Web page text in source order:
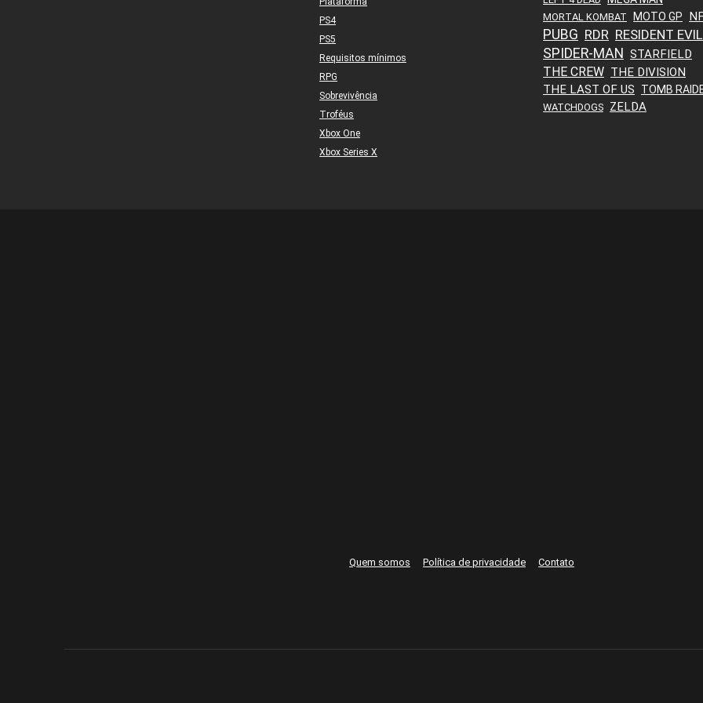
PS4
PS5
Requisitos mínimos
RPG
Sobrevivência
Troféus
Xbox One
Xbox Series X
MORTAL KOMBAT MOTO GP
PUBG RDR RESIDENT EVIL
SPIDER-MAN STARFIELD
THE CREW THE DIVISION
THE LAST OF US
TOMB
WATCHDOGS ZELDA
Quem somos Política de privacidade Contato